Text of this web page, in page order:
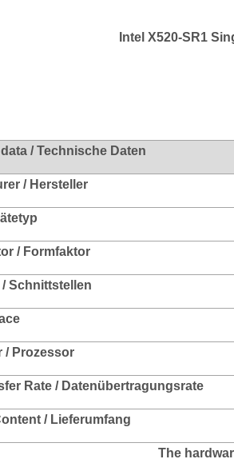
Intel X520-SR1
/ Technische Daten
/ Hersteller
/ Formfaktor
/ Schnittstellen
/ Prozessor
Rate / Datenübertragungsrate
/ Lieferumfang
The